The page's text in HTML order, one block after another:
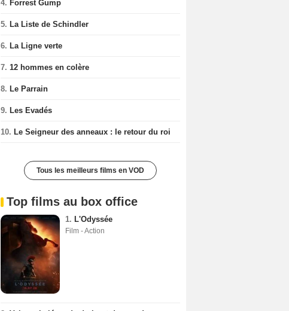
4. Forrest Gump
5. La Liste de Schindler
6. La Ligne verte
7. 12 hommes en colère
8. Le Parrain
9. Les Evadés
10. Le Seigneur des anneaux : le retour du roi
Tous les meilleurs films en VOD
Top films au box office
1. L'Odyssée
Film - Action